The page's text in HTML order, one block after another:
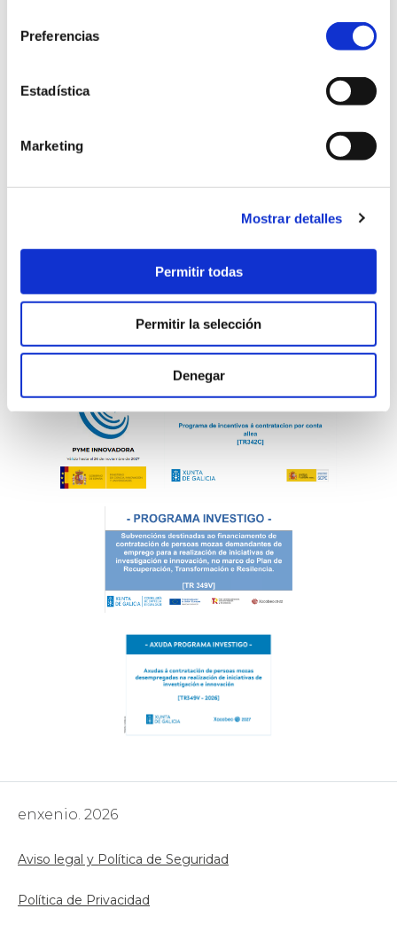
Preferencias
Estadística
Marketing
Mostrar detalles
Permitir todas
Permitir la selección
Denegar
enxenio labs
enxenio. 2026
Aviso legal y Política de Seguridad
Política de Privacidad